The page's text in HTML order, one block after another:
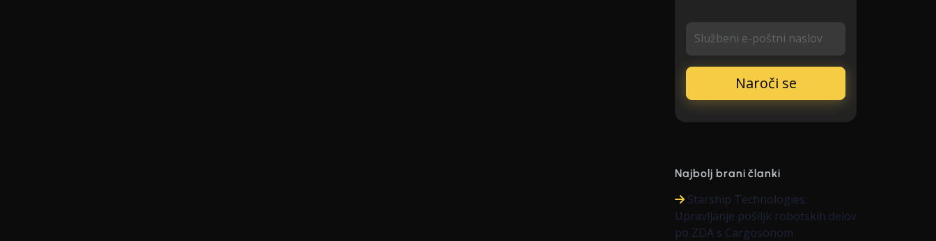
Službeni e-poštni naslov
Najbolj brani članki
Starship Technologies:
Upravljanje pošiljk robotskih delov
po ZDA s Cargosonom